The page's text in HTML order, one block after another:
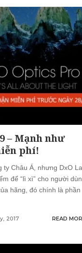
– Mạnh như
phí!
ty Châu Á, nhưng DxO
để “lì xì” cho người
hãng, đó chính là phần
2017 READ